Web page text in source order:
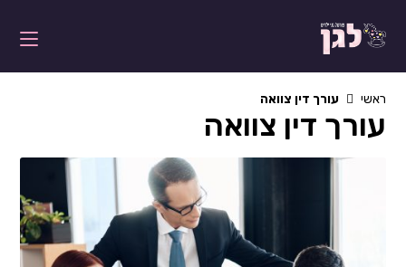
content
ראשי עורך דין צוואה
עורך דין צוואה